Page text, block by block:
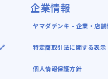
企業情報
ヤマダデンキ ｰ 企業・店
特定商取引法に関する表示
個人情報保護方針